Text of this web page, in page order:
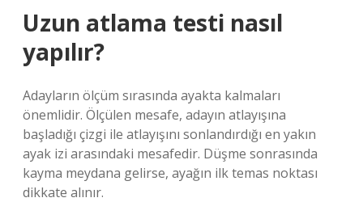
Uzun atlama testi nasıl
yapılır?
Adayların ölçüm sırasında ayakta kalmaları
önemlidir. Ölçülen mesafe, adayın atlayışına
başladığı çizgi ile atlayışını sonlandırdığı en yakın
ayak izi arasındaki mesafedir. Düşme sonrasında
kayma meydana gelirse, ayağın ilk temas noktası
dikkate alınır.